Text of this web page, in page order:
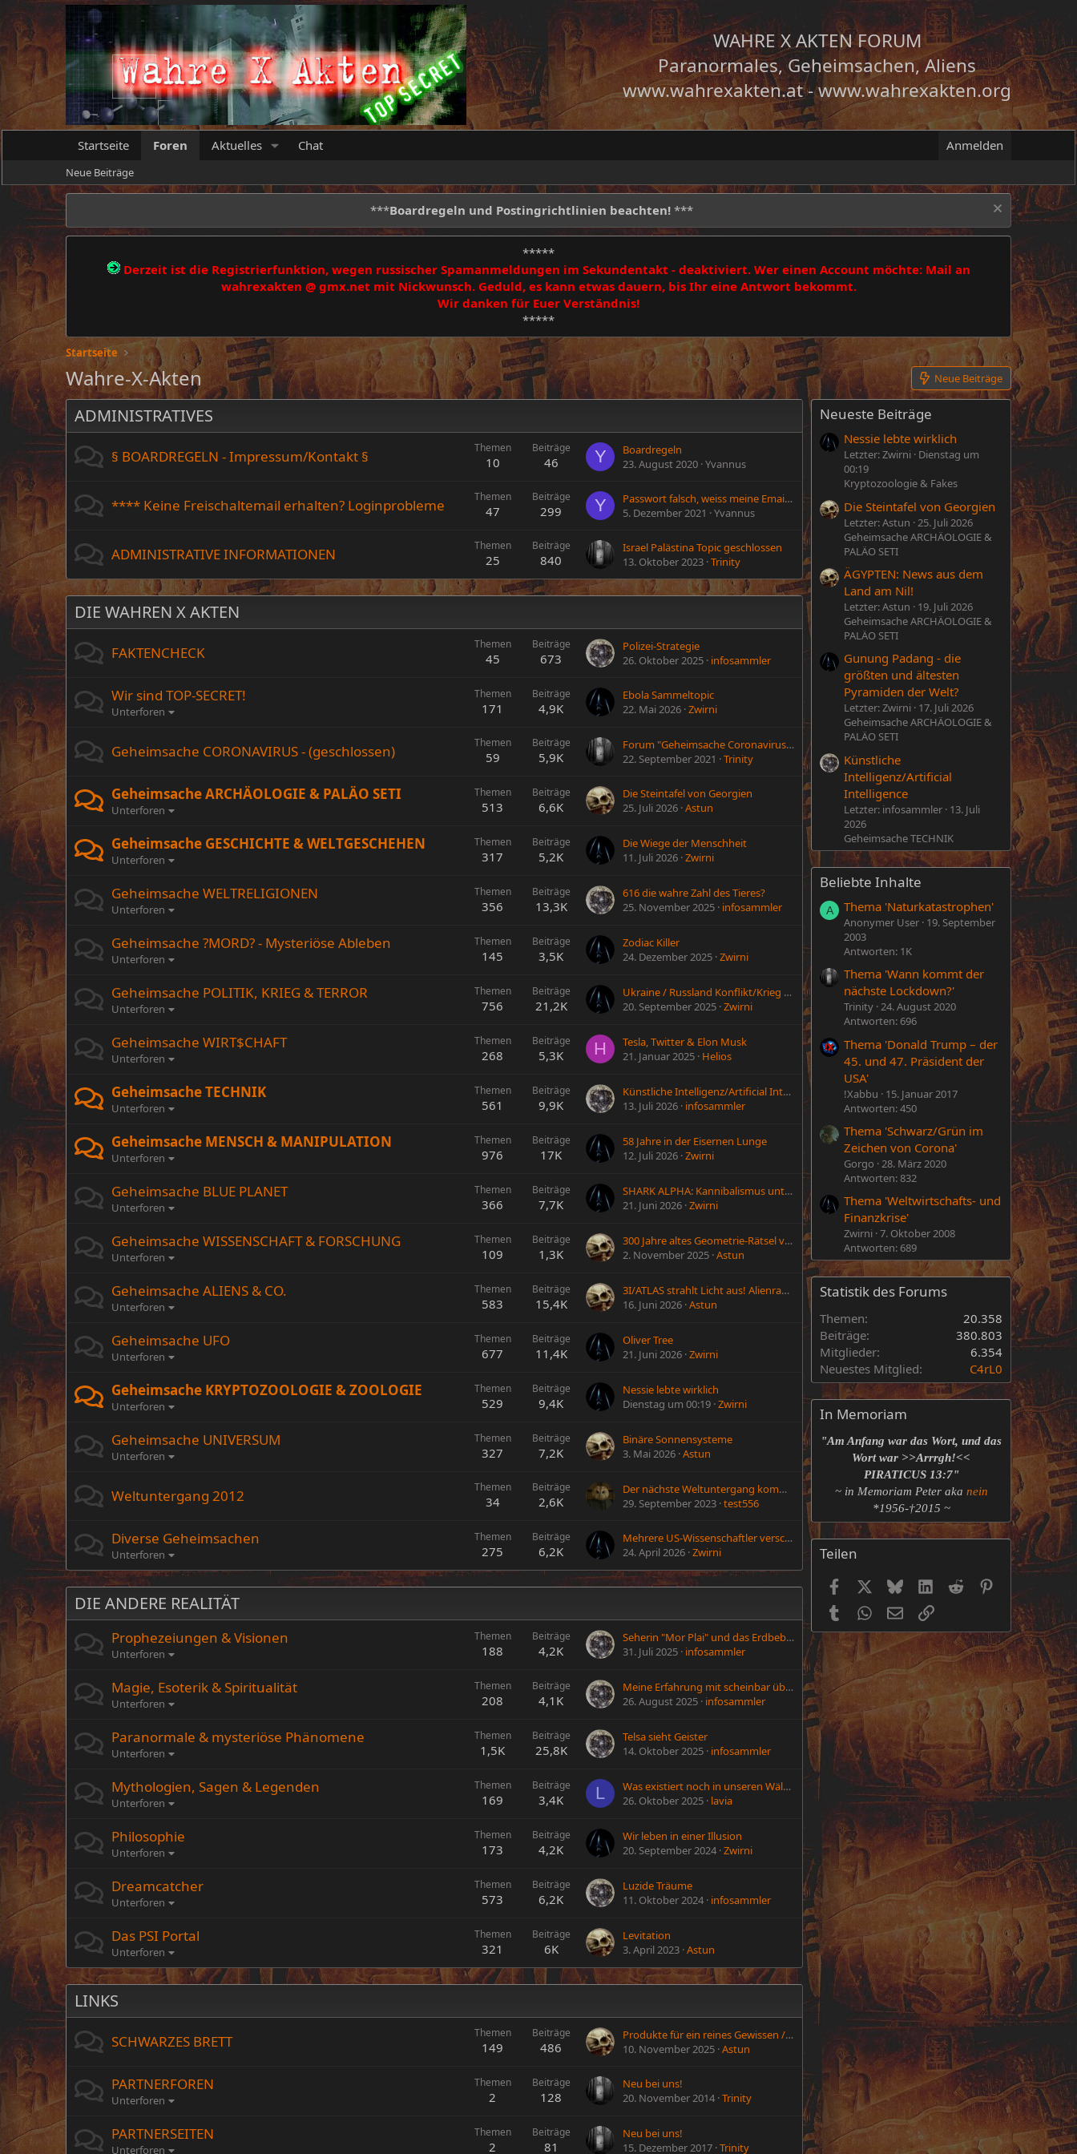
WAHRE X AKTEN FORUM
Paranormales, Geheimsachen, Aliens
www.wahrexakten.at-www.wahrexakten.org
Startseite Foren Aktuelles Chat Anmelden
Neue Beiträge
***Boardregeln und Postingrichtlinien beachten! ***
*****
Derzeit ist die Registrierfunktion, wegen russischer Spamanmeldungen im Sekundentakt - deaktiviert. Wer einen Account möchte: Mail an
wahrexakten @ gmx.net mit Nickwunsch. Geduld, es kann etwas dauern, bis Ihr eine Antwort bekommt.
Wir danken für Euer Verständnis!
*****
Startseite
Wahre-X-Akten Neue Beiträge
ADMINISTRATIVES
§ BOARDREGELN - Impressum/Kontakt § Themen
10
Beiträge
46 Y
Boardregeln
23. August 2020 Yvannus
**** Keine Freischaltemail erhalten? Loginprobleme Themen
47
Beiträge
299 Y
Passwort falsch, weiss meine Email hier nicht.
5. Dezember 2021
Yvannus
ADMINISTRATIVE INFORMATIONEN Themen
25
Beiträge
840
Israel Palästina Topic geschlossen
13. Oktober 2023 Trinity
DIE WAHREN X AKTEN
FAKTENCHECK Themen
45
Beiträge
673
Polizei-Strategie
26. Oktober 2025 infosammler
Wir sind TOP-SECRET!
Unterforen
Themen
171
Beiträge
4,9K
Ebola Sammeltopic
22. Mai 2026 Zwirni
Geheimsache CORONAVIRUS - (geschlossen) Themen
59
Beiträge
5,9K
Forum "Geheimsache Coronavirus" geschlossen.
22. September 2021
Trinity
Geheimsache ARCHÄOLOGIE & PALÄO SETI
Unterforen
Themen
513
Beiträge
6,6K
Die Steintafel von Georgien
25. Juli 2026 Astun
Geheimsache GESCHICHTE & WELTGESCHEHEN
Unterforen
Themen
317
Beiträge
5,2K
Die Wiege der Menschheit
11. Juli 2026 Zwirni
Geheimsache WELTRELIGIONEN
Unterforen
Themen
356
Beiträge
13,3K
616 die wahre Zahl des Tieres?
25. November 2025 infosammler
Geheimsache ?MORD? - Mysteriöse Ableben
Unterforen
Themen
145
Beiträge
3,5K
Zodiac Killer
24. Dezember 2025 Zwirni
Geheimsache POLITIK, KRIEG & TERROR
Unterforen
Themen
756
Beiträge
21,2K
Ukraine / Russland Konflikt/Krieg Sammeltopic
20. September 2025 Zwirni
Geheimsache WIRT$CHAFT
Unterforen
Themen
268
Beiträge
5,3K H
Tesla, Twitter & Elon Musk
21. Januar 2025 Helios
Geheimsache TECHNIK
Unterforen
Themen
561
Beiträge
9,9K
Künstliche Intelligenz/Artificial Intelligence
13. Juli 2026 infosammler
Geheimsache MENSCH & MANIPULATION
Unterforen
Themen
976
Beiträge
17K
58 Jahre in der Eisernen Lunge
12. Juli 2026 Zwirni
Geheimsache BLUE PLANET
Unterforen
Themen
366
Beiträge
7,7K
SHARK ALPHA: Kannibalismus unter Haien?
21. Juni 2026 Zwirni
Geheimsache WISSENSCHAFT & FORSCHUNG
Unterforen
Themen
109
Beiträge
1,3K
300 Jahre altes Geometrie-Rätsel von Hobby-Mathematiker gelöst!
2. November 2025 Astun
Geheimsache ALIENS & CO.
Unterforen
Themen
583
Beiträge
15,4K
3I/ATLAS strahlt Licht aus! Alienraumschiff?
16. Juni 2026 Astun
Geheimsache UFO
Unterforen
Themen
677
Beiträge
11,4K
Oliver Tree
21. Juni 2026 Zwirni
Geheimsache KRYPTOZOOLOGIE & ZOOLOGIE
Unterforen
Themen
529
Beiträge
9,4K
Nessie lebte wirklich
Dienstag um 00:19 Zwirni
Geheimsache UNIVERSUM
Unterforen
Themen
327
Beiträge
7,2K
Binäre Sonnensysteme
3. Mai 2026 Astun
Weltuntergang 2012 Themen
34
Beiträge
2,6K
Der nächste Weltuntergang kommt bestimmt
29. September 2023 test556
Diverse Geheimsachen
Unterforen
Themen
275
Beiträge
6,2K
Mehrere US-Wissenschaftler verschwunden oder verstorben
24. April 2026 Zwirni
DIE ANDERE REALITÄT
Prophezeiungen & Visionen
Unterforen
Themen
188
Beiträge
4,2K
Seherin "Mor Plai" und das Erdbeben im Pazifik
31. Juli 2025 infosammler
Magie, Esoterik & Spiritualität
Unterforen
Themen
208
Beiträge
4,1K
Meine Erfahrung mit scheinbar übermenschlichem
26. August 2025 infosammler
Paranormale & mysteriöse Phänomene
Unterforen
Themen
1,5K
Beiträge
25,8K
Telsa sieht Geister
14. Oktober 2025 infosammler
Mythologien, Sagen & Legenden
Unterforen
Themen
169
Beiträge
3,4K L
Was existiert noch in unseren Wäldern?
26. Oktober 2025 lavia
Philosophie
Unterforen
Themen
173
Beiträge
4,2K
Wir leben in einer Illusion
20. September 2024 Zwirni
Dreamcatcher
Unterforen
Themen
573
Beiträge
6,2K
Luzide Träume
11. Oktober 2024 infosammler
Das PSI Portal
Unterforen
Themen
321
Beiträge
6K
Levitation
3. April 2023 Astun
LINKS
SCHWARZES BRETT Themen
149
Beiträge
486
Produkte für ein reines Gewissen / Linksammlung
10. November 2025 Astun
PARTNERFOREN
Unterforen
Themen
2
Beiträge
128
Neu bei uns!
20. November 2014 Trinity
PARTNERSEITEN
Unterforen
Themen
2
Beiträge
81
Neu bei uns!
15. Dezember 2017 Trinity
Neueste Beiträge
Nessie lebte wirklich
Letzter: Zwirni Dienstag um
00:19
Kryptozoologie & Fakes
Die Steintafel von Georgien
Letzter: Astun 25. Juli 2026
Geheimsache ARCHÄOLOGIE &
PALÄO SETI
ÄGYPTEN: News aus dem
Land am Nil!
Letzter: Astun
19. Juli 2026
Geheimsache ARCHÄOLOGIE &
PALÄO SETI
Gunung Padang - die
größten und ältesten
Pyramiden der Welt?
Letzter: Zwirni 17. Juli 2026
Geheimsache ARCHÄOLOGIE &
PALÄO SETI
Künstliche
Intelligenz/Artificial
Intelligence
Letzter: infosammler 13. Juli
2026
Geheimsache TECHNIK
Beliebte Inhalte
A Thema 'Naturkatastrophen'
Anonymer User 19. September
2003
Antworten: 1K
Thema 'Wann kommt der
nächste Lockdown?'
Trinity 24. August 2020
Antworten: 696
Thema 'Donald Trump – der
45. und 47. Präsident der
USA'
!Xabbu
15. Januar 2017
Antworten: 450
Thema 'Schwarz/Grün im
Zeichen von Corona'
Gorgo 28. März 2020
Antworten: 832
Thema 'Weltwirtschafts- und
Finanzkrise'
Zwirni 7. Oktober 2008
Antworten: 689
Statistik des Forums
Themen
20.358
Beiträge
380.803
Mitglieder
6.354
Neuestes Mitglied
C4rL0
In Memoriam
"Am Anfang war das Wort, und das
Wort war >>Arrrgh!<<
PIRATICUS 13:7"
~ in Memoriam Peter aka nein
*1956-†2015 ~
Teilen
FacebookX (Twitter)
BlueskyLinkedIn
Reddit
TumblrWhatsApp
E-MailLink